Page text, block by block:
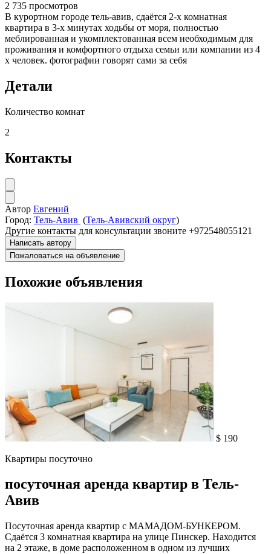
2 735 просмотров
В курортном городе тель-авив, сдаётся 2-х комнатная
квартира в 3-х минутах ходьбы от моря, полностью
меблированная и укомплектованная всем необходимым для
проживания и комфортного отдыха семьи или компании из 4
х человек. фотографии говорят сами за себя
Детали
Количество комнат
2
Контакты
Автор Евгений
Город: Тель-Авив (Тель-Авивский округ)
Другие контакты для консультации звоните +972548055121
Написать автору
Пожаловаться на объявление
Похожие объявления
$ 190
Квартиры посуточно
посуточная аренда квартир в Тель-
Авив
Посуточная аренда квартир с МАМАДОМ-БУНКЕРОМ.
Сдаётся 3 комнатная квартира на улице Пинскер. Находится
на 2 этаже, в доме расположенном в одном из лучших